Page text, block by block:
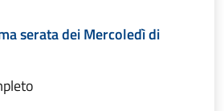
serata dei Mercoledì di